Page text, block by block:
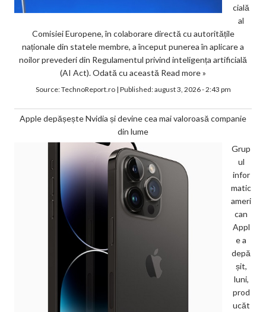
cială
al
Comisiei Europene, în colaborare directă cu autoritățile
naționale din statele membre, a început punerea în aplicare a
noilor prevederi din Regulamentul privind inteligența artificială
(AI Act). Odată cu această Read more »
Source:TechnoReport.ro| Published:august 3, 2026 - 2:43 pm
Apple depășește Nvidia și devine cea mai valoroasă companie
din lume
Grup
ul
infor
matic
ameri
can
Appl
e a
depă
șit,
luni,
prod
ucăt